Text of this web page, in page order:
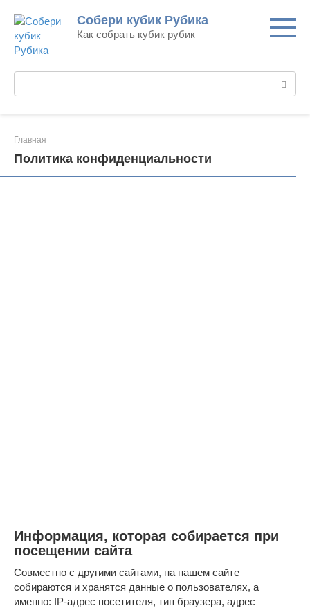
контенту
Собери кубик Рубика
Как собрать кубик рубик
Главная
Политика конфиденциальности
Информация, которая собирается при
посещении сайта
Совместно с другими сайтами, на нашем сайте
собираются и хранятся данные о пользователях, а
именно: IP-адрес посетителя, тип браузера, адрес